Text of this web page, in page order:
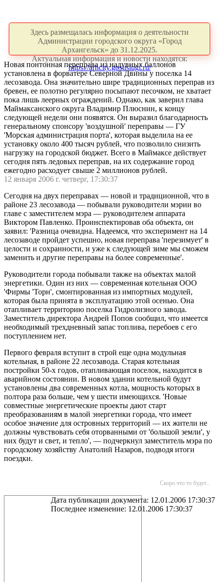
Здесь размещалась информация о деятельности
Администрации городского округа «Город
Архангельск» до 31.12.2025.
Актуальная информация и новости находятся:
https://arhcity.gosuslugi.ru/
Новая понтонная переправа из надувных баллонов
установлена в форватере Северной Двины у поселка 14
лесозавода. Она значительно шире традиционных переправ из
бревен, ее полотно регулярно посыпают песочком, не хватает
пока лишь леерных ограждений. Однако, как заверил глава
Маймаксанского округа Владимир Плюснин, к концу
следующей недели они появятся. Он выразил благодарность
генеральному спонсору 'воздушной' переправы — ГУ
'Морская администрация порта', которая выделила на ее
установку около 400 тысяч рублей, что позволило снизить
нагрузку на городской бюджет. Всего в Маймаксе действует
сегодня пять ледовых переправ, на их содержание город
ежегодно расходует свыше 2 миллионов рублей.
12 января 2006 г. четверг, 17:30:37
Сегодня на двух переправах — новой и традиционной, что в
районе 23 лесозавода — побывали руководители мэрии во
главе с заместителем мэра — руководителем аппарата
Виктором Павленко. Проинспектировав оба объекта, он
заявил: 'Разница очевидна. Надеемся, что эксперимент на 14
лесозаводе пройдет успешно, новая переправа 'перезимует' в
целости и сохранности, и уже к следующей зиме мы сможем
заменить и другие переправы на более современные'.
Руководители города побывали также на объектах малой
энергетики. Один из них — современная котельная ООО
'Фирмы 'Торн', смонтированная из импортных модулей,
которая была принята в эксплуатацию этой осенью. Она
отапливает территорию поселка Гидролизного завода.
Заместитель директора Андрей Попов сообщил, что имеется
необходимый трехдневный запас топлива, перебоев с его
поступлением нет.
Первого февраля вступит в строй еще одна модульная
котельная, в районе 22 лесозавода. Старая котельная
постройки 50-х годов, отапливающая поселок, находится в
аварийном состоянии. В новом здании котельной будут
установлены два современных котла, мощность которых в
полтора раза больше, чем у шести имеющихся. 'Новые
совместные энергетические проекты дают старт
преобразованиям в малой энергетики города, что имеет
особое значение для островных территорий — их жители не
должны чувствовать себя оторванными от 'большой земли', у
них будут и свет, и тепло', — подчеркнул заместитель мэра по
городскому хозяйству Анатолий Назаров, подводя итоги
поездки.
Скоро что то будет...
Дата публикации документа: 12.01.2006 17:30:37
Последнее изменение: 12.01.2006 17:30:37